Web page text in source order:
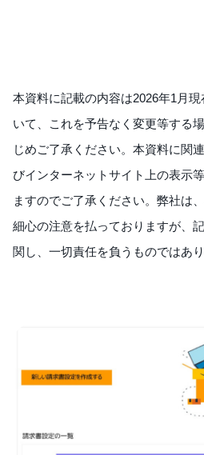
本資料に記載の内容は2026年1月
いて、これを予告なく変更等する
じめご了承ください。本資料に関
びインターネットサイト上の表示
ますのでご了承ください。弊社は
細心の注意を払っておりますが、
関し、一切責任を負うものではあり